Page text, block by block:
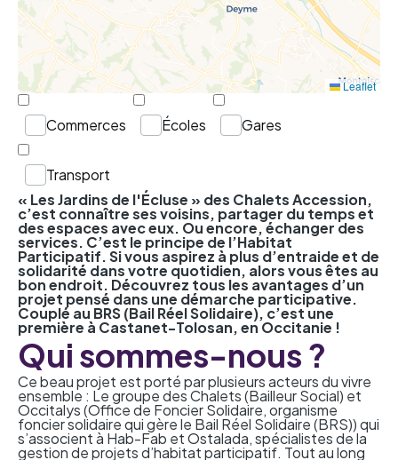
Leaflet
Commerces Écoles Gares
Transport
« Les Jardins de l'Écluse » des Chalets Accession,
c’est connaître ses voisins, partager du temps et
des espaces avec eux. Ou encore, échanger des
services. C’est le principe de l’Habitat
Participatif. Si vous aspirez à plus d’entraide et de
solidarité dans votre quotidien, alors vous êtes au
bon endroit. Découvrez tous les avantages d’un
projet pensé dans une démarche participative.
Couplé au BRS (Bail Réel Solidaire), c’est une
première à Castanet-Tolosan, en Occitanie !
Qui sommes-nous ?
Ce beau projet est porté par plusieurs acteurs du vivre
ensemble : Le groupe des Chalets (Bailleur Social) et
Occitalys (Office de Foncier Solidaire, organisme
foncier solidaire qui gère le Bail Réel Solidaire (BRS)) qui
s’associent à Hab-Fab et Ostalada, spécialistes de la
gestion de projets d’habitat participatif. Tout au long